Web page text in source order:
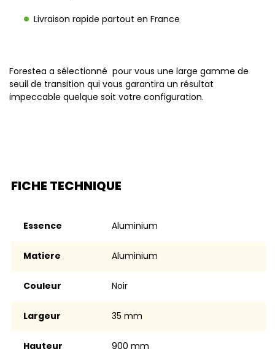
Livraison rapide partout en France
Forestea a sélectionné pour vous une large gamme de
seuil de transition qui vous garantira un résultat
impeccable quelque soit votre configuration.
FICHE TECHNIQUE
Essence aluminium
Matiere aluminium
Couleur noir
Largeur 35 mm
Hauteur 900 mm